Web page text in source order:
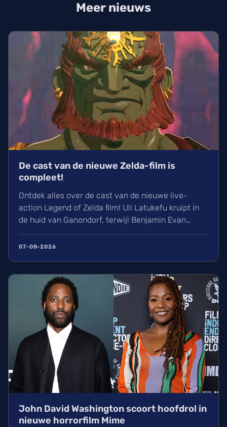
Meer nieuws
De cast van de nieuwe Zelda-film is
compleet!
Ontdek alles over de cast van de nieuwe live-
action Legend of Zelda film! Uli Latukefu kruipt in
de huid van Ganondorf, terwijl Benjamin Evan
Ainsworth en Bo Bragason de rollen van Link en
Zelda vertolken. De film, geregisseerd door Wes
wachten!
07-08-2026
John David Washington scoort hoofdrol in
nieuwe horrorfilm Mime